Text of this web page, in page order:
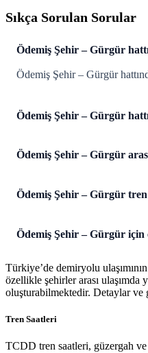
Sıkça Sorulan Sorular
Ödemiş Şehir – Gürgür
Ödemiş Şehir – Gürgür
Ödemiş Şehir – Gürgür
Ödemiş Şehir – Gürgür
Ödemiş Şehir – Gürgür
Ödemiş Şehir – Gürgür için
Türkiye’de demiryolu
özellikle şehirler arası ulaşımda
oluşturabilmektedir. Detaylar ve
Tren Saatleri
TCDD tren saatleri, güzergah